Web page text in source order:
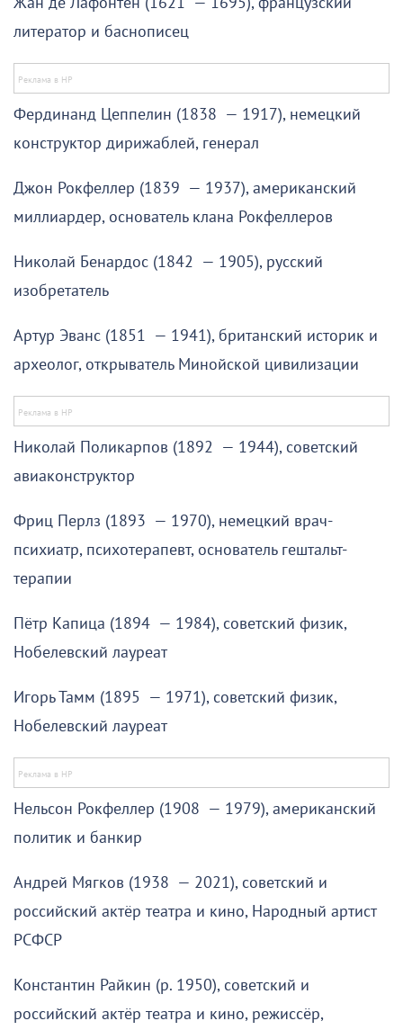
литератор и баснописец
Фердинанд Цеппелин (1838 — 1917), немецкий
конструктор дирижаблей, генерал
Джон Рокфеллер (1839 — 1937), американский
миллиардер, основатель клана Рокфеллеров
Николай Бенардос (1842 — 1905), русский
изобретатель
Артур Эванс (1851 — 1941), британский историк и
археолог, открыватель Минойской цивилизации
Николай Поликарпов (1892 — 1944), советский
авиаконструктор
Фриц Перлз (1893 — 1970), немецкий врач-
психиатр, психотерапевт, основатель гештальт-
терапии
Пётр Капица (1894 — 1984), советский физик,
Нобелевский лауреат
Игорь Тамм (1895 — 1971), советский физик,
Нобелевский лауреат
Нельсон Рокфеллер (1908 — 1979), американский
политик и банкир
Андрей Мягков (1938 — 2021), советский и
российский актёр театра и кино, Народный артист
РСФСР
Константин Райкин (р. 1950), советский и
российский актёр театра и кино, режиссёр,